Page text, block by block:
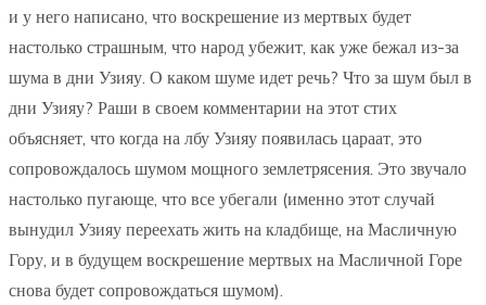
и у него написано, что воскрешение из мертвых будет
настолько страшным, что народ убежит, как уже бежал из-за
шума в дни Узияу. О каком шуме идет речь? Что за шум был в
дни Узияу? Раши в своем комментарии на этот стих
объясняет, что когда на лбу Узияу появилась цараат, это
сопровождалось шумом мощного землетрясения. Это звучало
настолько пугающе, что все убегали (именно этот случай
вынудил Узияу переехать жить на кладбище, на Масличную
Гору, и в будущем воскрешение мертвых на Масличной Горе
снова будет сопровождаться шумом).